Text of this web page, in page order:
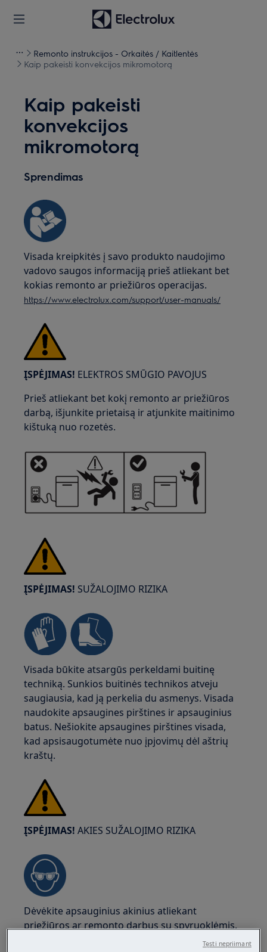
Remonto instrukcijos - Orkaitės / Kaitlentės
Kaip pakeisti konvekcijos mikromotorą
Kaip pakeisti
konvekcijos
mikromotorą
Sprendimas
Visada kreipkitės į savo produkto naudojimo
vadovo saugos informaciją prieš atliekant bet
kokias remonto ar priežiūros operacijas.
https://www.electrolux.com/support/user-manuals/
ĮSPĖJIMAS! ELEKTROS SMŪGIO PAVOJUS
Prieš atliekant bet kokį remonto ar priežiūros
darbą, išjunkite prietaisą ir atjunkite maitinimo
kištuką nuo rozetės.
ĮSPĖJIMAS! SUŽALOJIMO RIZIKA
Visada būkite atsargūs perkeldami buitinę
techniką. Sunkios buitinės technikos atveju
saugiausia, kad ją perkelia du asmenys. Visada
naudokite apsaugines pirštines ir apsauginius
batus. Nešiokite apsaugines pirštines visada,
kad apsisaugotumėte nuo įpjovimų dėl aštrių
kraštų.
ĮSPĖJIMAS! AKIES SUŽALOJIMO RIZIKA
Dėvėkite apsauginius akinius atliekant
priežiūros ar remonto darbus su spyruoklėmis.
Tęsti nepriimant